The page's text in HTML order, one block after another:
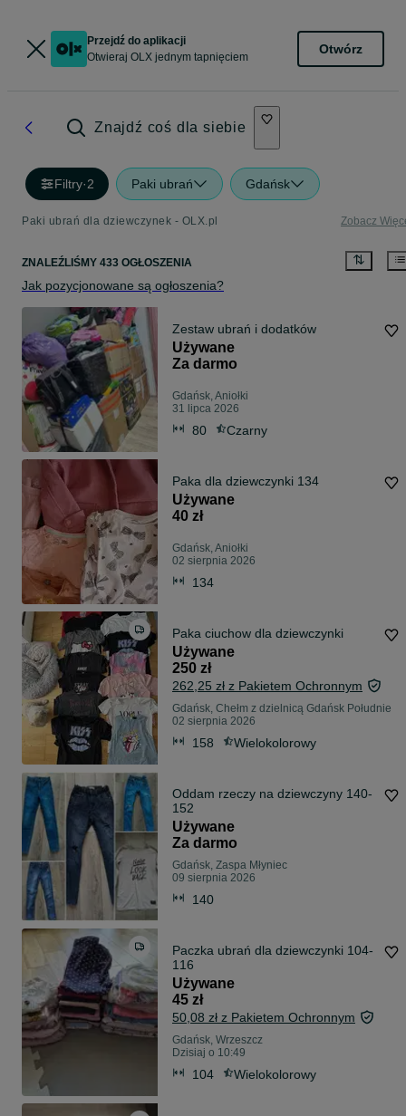
Przejdź do aplikacji
Otwieraj OLX jednym tapnięciem
Otwórz
Znajdź coś dla siebie
Filtry·2 Paki ubrań Gdańsk
Paki ubrań dla dziewczynek - OLX.pl Zobacz
ZNALEŹLIŚMY 433 OGŁOSZENIA
Jak pozycjonowane są ogłoszenia?
Zestaw ubrań i dodatków
Używane
Za darmo
Gdańsk, Aniołki
31 lipca 2026
80 Czarny
Paka dla dziewczynki 134
Używane
40 zł
Gdańsk, Aniołki
02 sierpnia 2026
134
Paka ciuchow dla dziewczynki
Używane
250 zł
262,25 zł z Pakietem Ochronnym
Gdańsk, Chełm z dzielnicą Gdańsk Południe
02 sierpnia 2026
158 Wielokolorowy
Oddam rzeczy na dziewczyny 140-
152
Używane
Za darmo
Gdańsk, Zaspa Młyniec
09 sierpnia 2026
140
Paczka ubrań dla dziewczynki 104-
116
Używane
45 zł
50,08 zł z Pakietem Ochronnym
Gdańsk, Wrzeszcz
Dzisiaj o 10:49
104 Wielokolorowy